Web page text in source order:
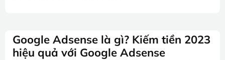
Google Adsense là gì? Kiếm tiền 2023
hiệu quả với Google Adsense